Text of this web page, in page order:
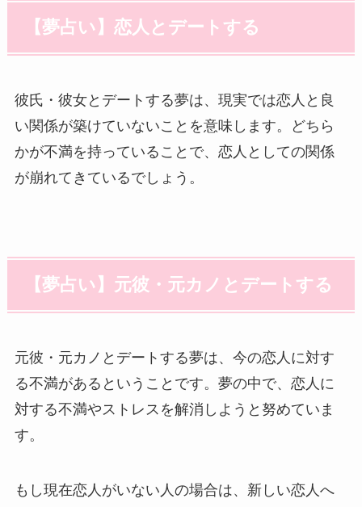
【夢占い】恋人とデートする
彼氏・彼女とデートする夢は、現実では恋人と良
い関係が築けていないことを意味します。どちら
かが不満を持っていることで、恋人としての関係
が崩れてきているでしょう。
【夢占い】元彼・元カノとデートする
元彼・元カノとデートする夢は、今の恋人に対す
る不満があるということです。夢の中で、恋人に
対する不満やストレスを解消しようと努めていま
す。
もし現在恋人がいない人の場合は、新しい恋人へ